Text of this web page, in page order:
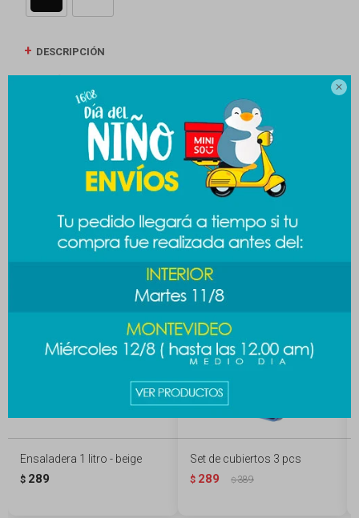

DESCRIPCIÓN
CAMBIOS Y DEVOLUCIONES
MEDIOS DE PAGO
Productos que te pueden interesar
Ensaladera 1 litro - beige
$ 289
Set de cubiertos 3 pcs
$ 289 $389